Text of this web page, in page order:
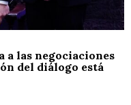
a las negociaciones
del diálogo está